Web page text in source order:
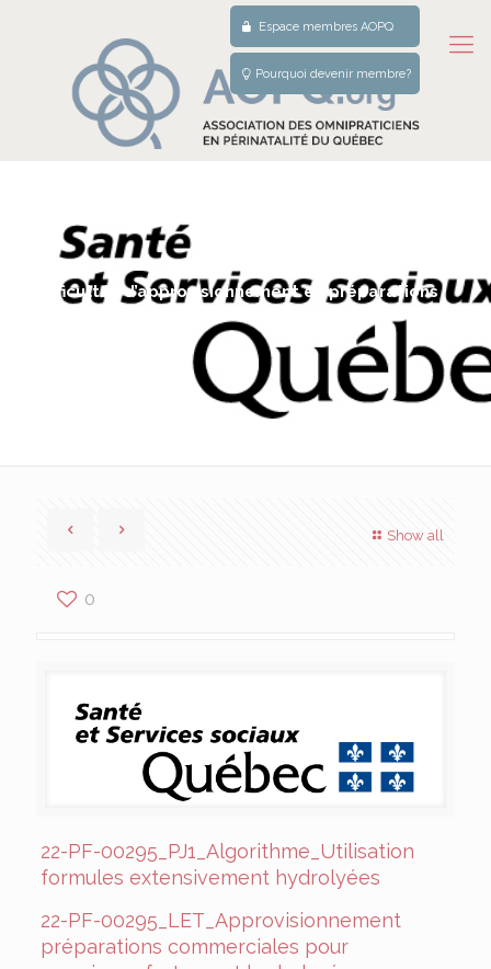
Espace membres AOPQ
Pourquoi devenir membre?
Difficultés d’approvisionnement en préparations
Show all
0
22-PF-00295_PJ1_Algorithme_Utilisation
formules extensivement hydrolyées
22-PF-00295_LET_Approvisionnement
préparations commerciales pour